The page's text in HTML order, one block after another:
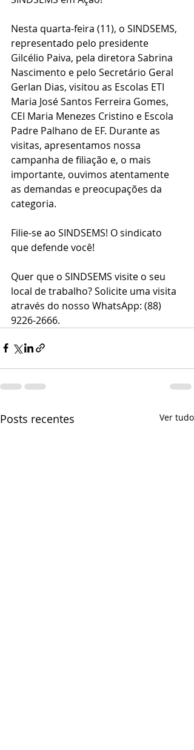
Nesta quarta-feira (11), o SINDSEMS,
representado pelo presidente
Gilcélio Paiva, pela diretora Sabrina
Nascimento e pelo Secretário Geral
Gerlan Dias, visitou as Escolas ETI
Maria José Santos Ferreira Gomes,
CEI Maria Menezes Cristino e Escola
Padre Palhano de EF. Durante as
visitas, apresentamos nossa
campanha de filiação e, o mais
importante, ouvimos atentamente
as demandas e preocupações da
categoria.
Filie-se ao SINDSEMS! O sindicato
que defende você!
Quer que o SINDSEMS visite o seu
local de trabalho? Solicite uma visita
através do nosso WhatsApp: (88)
9226-2666.
Posts recentes Ver tudo